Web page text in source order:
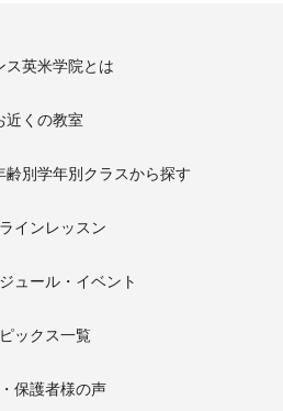
ス英米学院とは
近くの教室
齢別学年別クラスから探す
インレッスン
ュール・イベント
ピックス一覧
保護者様の声